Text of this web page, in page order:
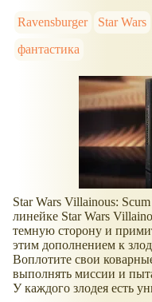
Ravensburger Star Wars
фантастика
Star Wars Villainous:
линейке Star Wars
темную сторону и
этим дополнением к
Воплотите свои
выполнять миссии и
У каждого злодея есть